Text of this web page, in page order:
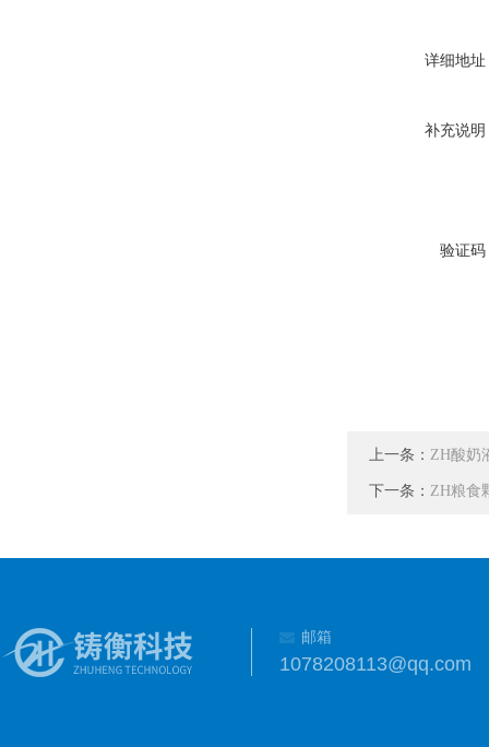
详细地址
补充说明
验证码
上一条： ZH酸奶
下一条： ZH粮食
邮箱
1078208113@qq.com